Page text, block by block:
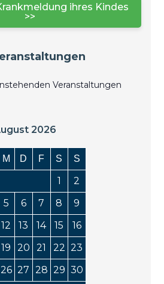
ihres Kindes
>>
Veranstaltungen
2026
M D F S S
1
2
5 6 7 8
9
12 13 14 15
16
19 20 21 22 23
26 27 28 29 30